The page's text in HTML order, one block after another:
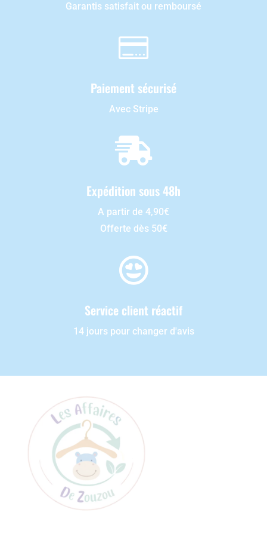
Garantis satisfait ou remboursé

Paiement sécurisé
Avec Stripe

Expédition sous 48h
A partir de 4,90€
Offerte dès 50€

Service client réactif
14 jours pour changer d'avis